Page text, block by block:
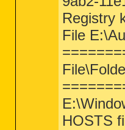
Registry
File
HOSTS